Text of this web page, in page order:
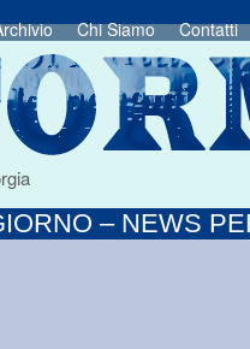
Chi Siamo Contatti
– NEWS